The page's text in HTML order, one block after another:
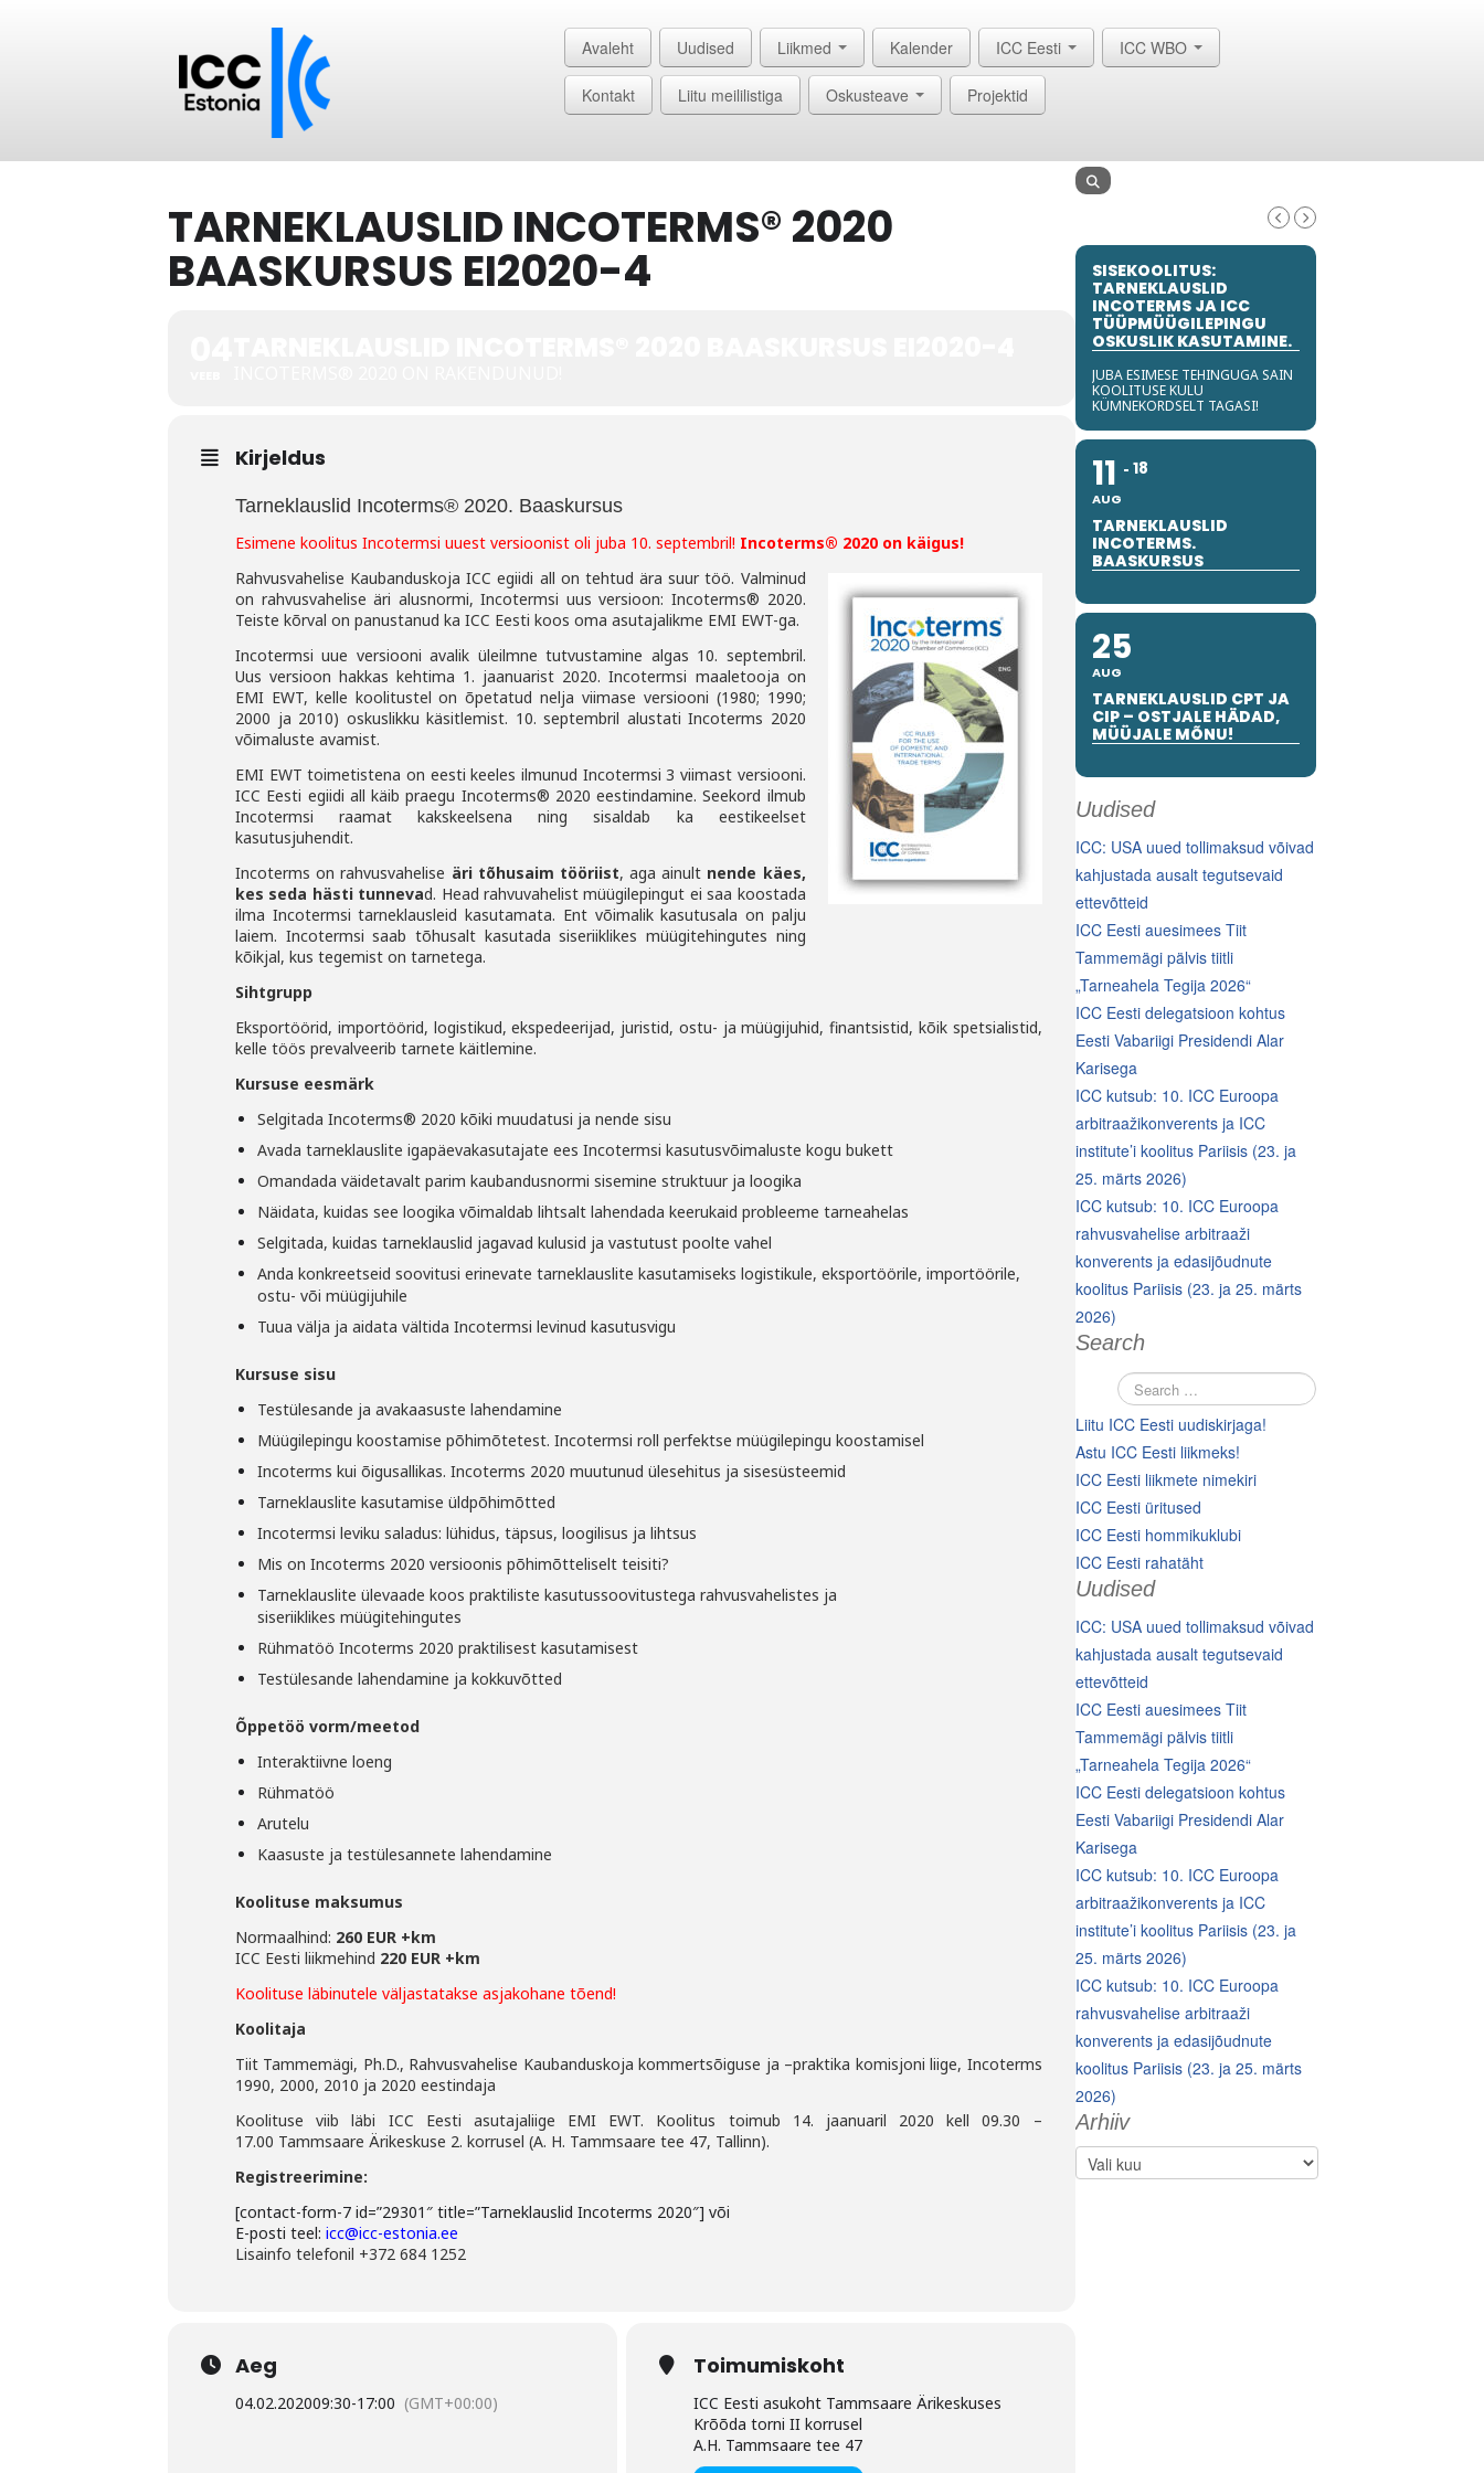
Avaleht Uudised Liikmed Kalender ICC Eesti ICC WBO
Kontakt Liitu meililistiga Oskusteave Projektid
TARNEKLAUSLID INCOTERMS® 2020
BAASKURSUS EI2020-4
Kirjeldus
Tarneklauslid Incoterms® 2020. Baaskursus
Esimene koolitus Incotermsi uuest versioonist oli juba 10. septembril! Incoterms® 2020 on käigus!
Rahvusvahelise Kaubanduskoja ICC egiidi all on tehtud ära suur töö. Valminud
on rahvusvahelise äri alusnormi, Incotermsi uus versioon: Incoterms® 2020.
Teiste kõrval on panustanud ka ICC Eesti koos oma asutajalikme EMI EWT-ga.
Incotermsi uue versiooni avalik üleilmne tutvustamine algas 10. septembril.
Uus versioon hakkas kehtima 1. jaanuarist 2020.Incotermsi maaletooja on
EMI EWT, kelle koolitustel on õpetatud nelja viimase versiooni (1980; 1990;
2000 ja 2010) oskuslikku käsitlemist. 10. septembril alustati Incoterms 2020
võimaluste avamist.
EMI EWT toimetistena on eesti keeles ilmunud Incotermsi 3 viimast versiooni.
ICC Eesti egiidi allkäib praegu Incoterms® 2020 eestindamine. Seekord ilmub
Incotermsi raamat kakskeelsena ningsisaldab ka eestikeelset
kasutusjuhendit.
Incoterms on rahvusvahelise äri tõhusaim tööriist, aga ainult nende käes,
kes seda hästi tunnevad. Head rahvuvahelist müügilepingut ei saa koostada
ilma Incotermsi tarneklausleid kasutamata. Ent võimalik kasutusala on palju
laiem. Incotermsi saab tõhusalt kasutada siseriiklikes müügitehingutes ning
kõikjal, kus tegemist on tarnetega.
Sihtgrupp
Eksportöörid, importöörid, logistikud, ekspedeerijad, juristid, ostu- ja müügijuhid, finantsistid, kõik spetsialistid,
kelle töös prevalveerib tarnete käitlemine.
Kursuse eesmärk
Selgitada Incoterms® 2020 kõiki muudatusi ja nende sisu
Avada tarneklauslite igapäevakasutajate ees Incotermsi kasutusvõimaluste kogu bukett
Omandada väidetavalt parim kaubandusnormi sisemine struktuur ja loogika
Näidata, kuidas see loogika võimaldab lihtsalt lahendada keerukaid probleeme tarneahelas
Selgitada, kuidas tarneklauslid jagavad kulusid ja vastutust poolte vahel
Anda konkreetseid soovitusi erinevate tarneklauslite kasutamiseks logistikule, eksportöörile, importöörile,
ostu- või müügijuhile
Tuua välja ja aidata vältida Incotermsi levinud kasutusvigu
Kursuse sisu
Testülesande ja avakaasuste lahendamine
Müügilepingu koostamise põhimõtetest. Incotermsi roll perfektse müügilepingu koostamisel
Incoterms kui õigusallikas. Incoterms 2020 muutunud ülesehitus ja sisesüsteemid
Tarneklauslite kasutamise üldpõhimõtted
Incotermsi leviku saladus: lühidus, täpsus, loogilisus ja lihtsus
Mis on Incoterms 2020 versioonis põhimõtteliselt teisiti?
Tarneklauslite ülevaade koos praktiliste kasutussoovitustega rahvusvahelistes ja
siseriiklikes müügitehingutes
Rühmatöö Incoterms 2020 praktilisest kasutamisest
Testülesande lahendamine ja kokkuvõtted
Õppetöö vorm/meetod
Interaktiivne loeng
Rühmatöö
Arutelu
Kaasuste ja testülesannete lahendamine
Koolituse maksumus
Normaalhind: 260 EUR +km
ICC Eesti liikmehind 220 EUR +km
Koolituse läbinutele väljastatakse asjakohane tõend!
Koolitaja
Tiit Tammemägi, Ph.D., Rahvusvahelise Kaubanduskoja kommertsõiguse ja –praktika komisjoni liige, Incoterms
1990, 2000, 2010 ja 2020 eestindaja
Koolituse viib läbi ICC Eesti asutajaliige EMI EWT. Koolitus toimub 14. jaanuaril 2020 kell 09.30 –
17.00 Tammsaare Ärikeskuse 2. korrusel (A. H. Tammsaare tee 47, Tallinn).
Registreerimine:
[contact-form-7 id=”29301″ title=”Tarneklauslid Incoterms 2020″] või
E-posti teel: icc@icc-estonia.ee
Lisainfo telefonil +372 684 1252
Aeg
04.02.202009:30-17:00 (GMT+00:00)
Toimumiskoht
ICC Eesti asukoht Tammsaare Ärikeskuses
Krõõda torni II korrusel
A.H. Tammsaare tee 47
SISEKOOLITUS:
TARNEKLAUSLID
INCOTERMS JA ICC
TÜÜPMÜÜGILEPINGU
OSKUSLIK KASUTAMINE.
JUBA ESIMESE TEHINGUGA SAIN
KOOLITUSE KULU
KÜMNEKORDSELT TAGASI!
11
AUG
18
TARNEKLAUSLID
INCOTERMS.
BAASKURSUS
25
AUG
TARNEKLAUSLID CPT JA
CIP – OSTJALE HÄDAD,
MÜÜJALE MÕNU!
Uudised
ICC: USA uued tollimaksud võivad
kahjustada ausalt tegutsevaid
ettevõtteid
ICC Eesti auesimees Tiit
Tammemägi pälvis tiitli
„Tarneahela Tegija 2026“
ICC Eesti delegatsioon kohtus
Eesti Vabariigi Presidendi Alar
Karisega
ICC kutsub: 10. ICC Euroopa
arbitraažikonverents ja ICC
institute’i koolitus Pariisis (23. ja
25. märts 2026)
ICC kutsub: 10. ICC Euroopa
rahvusvahelise arbitraaži
konverents ja edasijõudnute
koolitus Pariisis (23. ja 25. märts
2026)
Search
Liitu ICC Eesti uudiskirjaga!
Astu ICC Eesti liikmeks!
ICC Eesti liikmete nimekiri
ICC Eesti üritused
ICC Eesti hommikuklubi
ICC Eesti rahatäht
Uudised
ICC: USA uued tollimaksud võivad
kahjustada ausalt tegutsevaid
ettevõtteid
ICC Eesti auesimees Tiit
Tammemägi pälvis tiitli
„Tarneahela Tegija 2026“
ICC Eesti delegatsioon kohtus
Eesti Vabariigi Presidendi Alar
Karisega
ICC kutsub: 10. ICC Euroopa
arbitraažikonverents ja ICC
institute’i koolitus Pariisis (23. ja
25. märts 2026)
ICC kutsub: 10. ICC Euroopa
rahvusvahelise arbitraaži
konverents ja edasijõudnute
koolitus Pariisis (23. ja 25. märts
2026)
Arhiiv
Arhiiv